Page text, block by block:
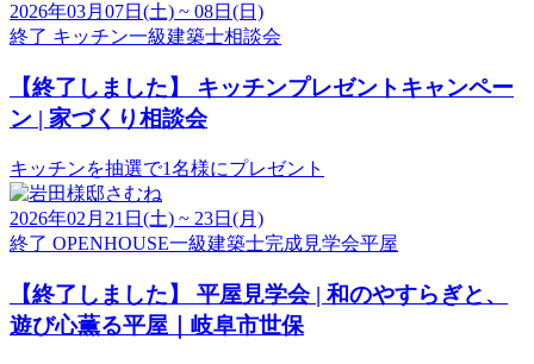
2026年03月07日(土) ~ 08日(日)
終了 キッチン一級建築士相談会
【終了しました】
キッチンプレゼントキャンペー
ン | 家づくり相談会
キッチンを抽選で1名様にプレゼント
2026年02月21日(土) ~ 23日(月)
終了 OPENHOUSE一級建築士完成見学会平屋
【終了しました】
平屋見学会 | 和のやすらぎと、
遊び心薫る平屋｜岐阜市世保